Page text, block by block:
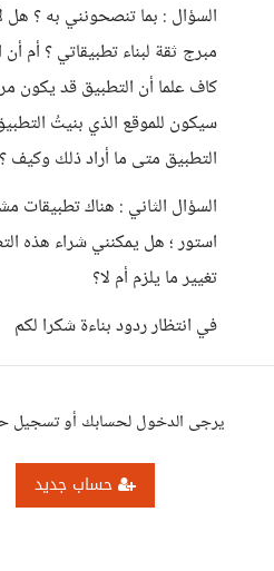
السؤال : بما تنصحونني به ؟ هل
مبرج ثقة لبناء تطبيقاتي ؟ أم
كاف علما أن التطبيق قد يكون
سيكون للموقع الذي بنيتُ
التطبيق متى ما أراد ذلك وكيف ؟
السؤال الثاني : هناك تطبيقات
استور ؛ هل يمكنني شراء هذه
تغيير ما يلزم أم لا؟
في انتظار ردود بناءة شكرا لكم
يرجى الدخول لحسابك أو تسجيل
حساب جديد